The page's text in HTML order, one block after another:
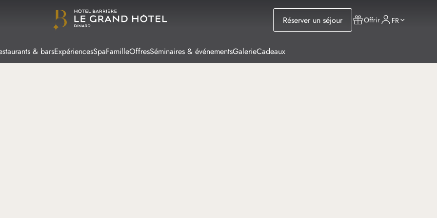
Réserver un séjour Offrir FR
& barsExpériencesSpaFamilleOffresSéminaires & événementsGalerieCadeaux